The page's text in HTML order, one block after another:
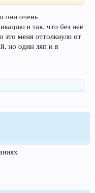
они очень
и так, что без неё
это меня оттолкнуло от
но один ляп и я